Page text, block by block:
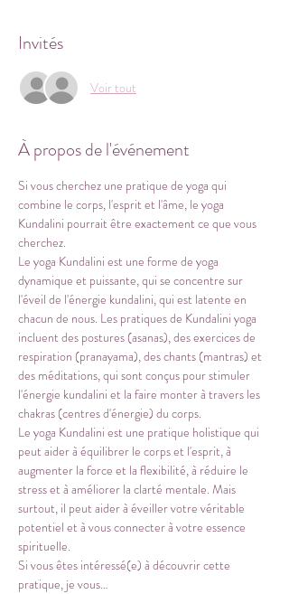
Invités
Voir tout
À propos de l'événement
Si vous cherchez une pratique de yoga qui
combine le corps, l'esprit et l'âme, le yoga
Kundalini pourrait être exactement ce que vous
cherchez.
Le yoga Kundalini est une forme de yoga
dynamique et puissante, qui se concentre sur
l'éveil de l'énergie kundalini, qui est latente en
chacun de nous. Les pratiques de Kundalini yoga
incluent des postures (asanas), des exercices de
respiration (pranayama), des chants (mantras) et
des méditations, qui sont conçus pour stimuler
l'énergie kundalini et la faire monter à travers les
chakras (centres d'énergie) du corps.
Le yoga Kundalini est une pratique holistique qui
peut aider à équilibrer le corps et l'esprit, à
augmenter la force et la flexibilité, à réduire le
stress et à améliorer la clarté mentale. Mais
surtout, il peut aider à éveiller votre véritable
potentiel et à vous connecter à votre essence
spirituelle.
Si vous êtes intéressé(e) à découvrir cette
pratique, je vous…